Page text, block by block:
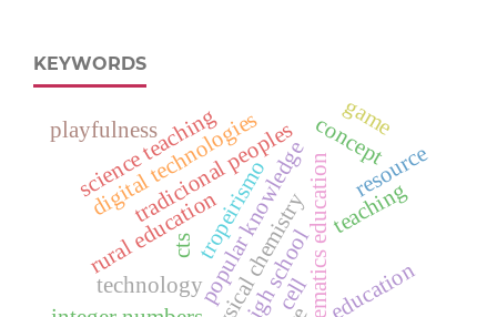
KEYWORDS
popular knowledge
tradicional peoples
tropeirismo
rural education mathematics education
digital technologies teaching
physical chemistry
concept
game
high school
cell
resource
technology education
science teaching
playfulness
cts